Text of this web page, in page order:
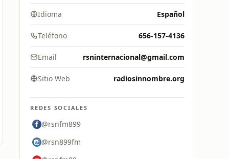
Idioma Español
Teléfono 656-157-4136
Email rsninternacional@gmail.com
Sitio Web radiosinnombre.org
REDES SOCIALES
@rsnfm899
@rsn899fm